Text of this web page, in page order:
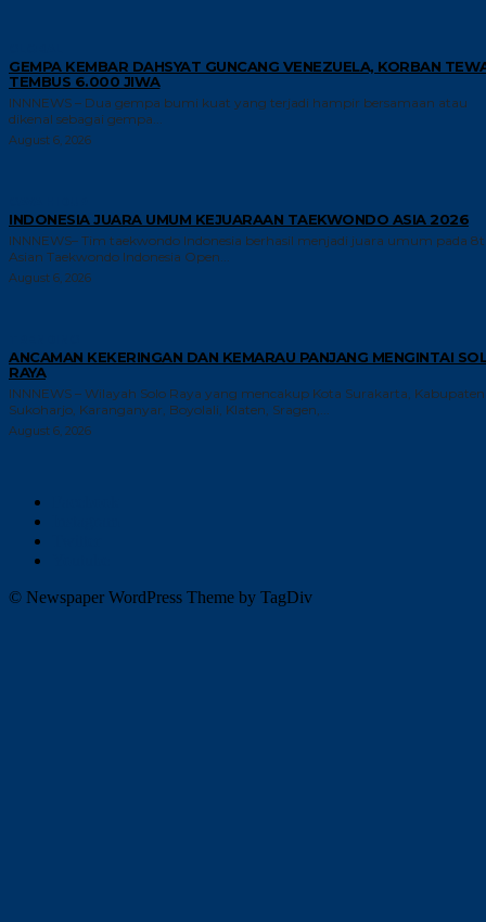
GEMPA KEMBAR DAHSYAT GUNCANG VENEZUELA, KORBAN
TEMBUS 6.000 JIWA
INNNEWS – Dua gempa bumi kuat yang terjadi hampir bersamaan atau
dikenal sebagai gempa...
August 6, 2026
INDONESIA JUARA UMUM KEJUARAAN TAEKWONDO ASIA 2026
INNNEWS– Tim taekwondo Indonesia berhasil menjadi juara umum pada
Asian Taekwondo Indonesia Open...
August 6, 2026
ANCAMAN KEKERINGAN DAN KEMARAU PANJANG MENGINTAI
RAYA
INNNEWS – Wilayah Solo Raya yang mencakup Kota Surakarta, Kabupaten
Sukoharjo, Karanganyar, Boyolali, Klaten, Sragen,...
August 6, 2026
© Newspaper WordPress Theme by TagDiv